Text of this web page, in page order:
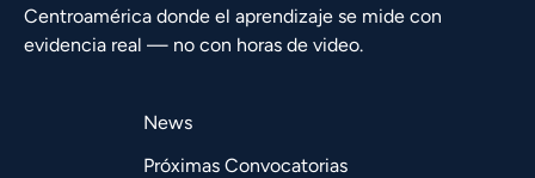
Centroamérica donde el aprendizaje se mide con
evidencia real — no con horas de video.
News
Próximas Convocatorias